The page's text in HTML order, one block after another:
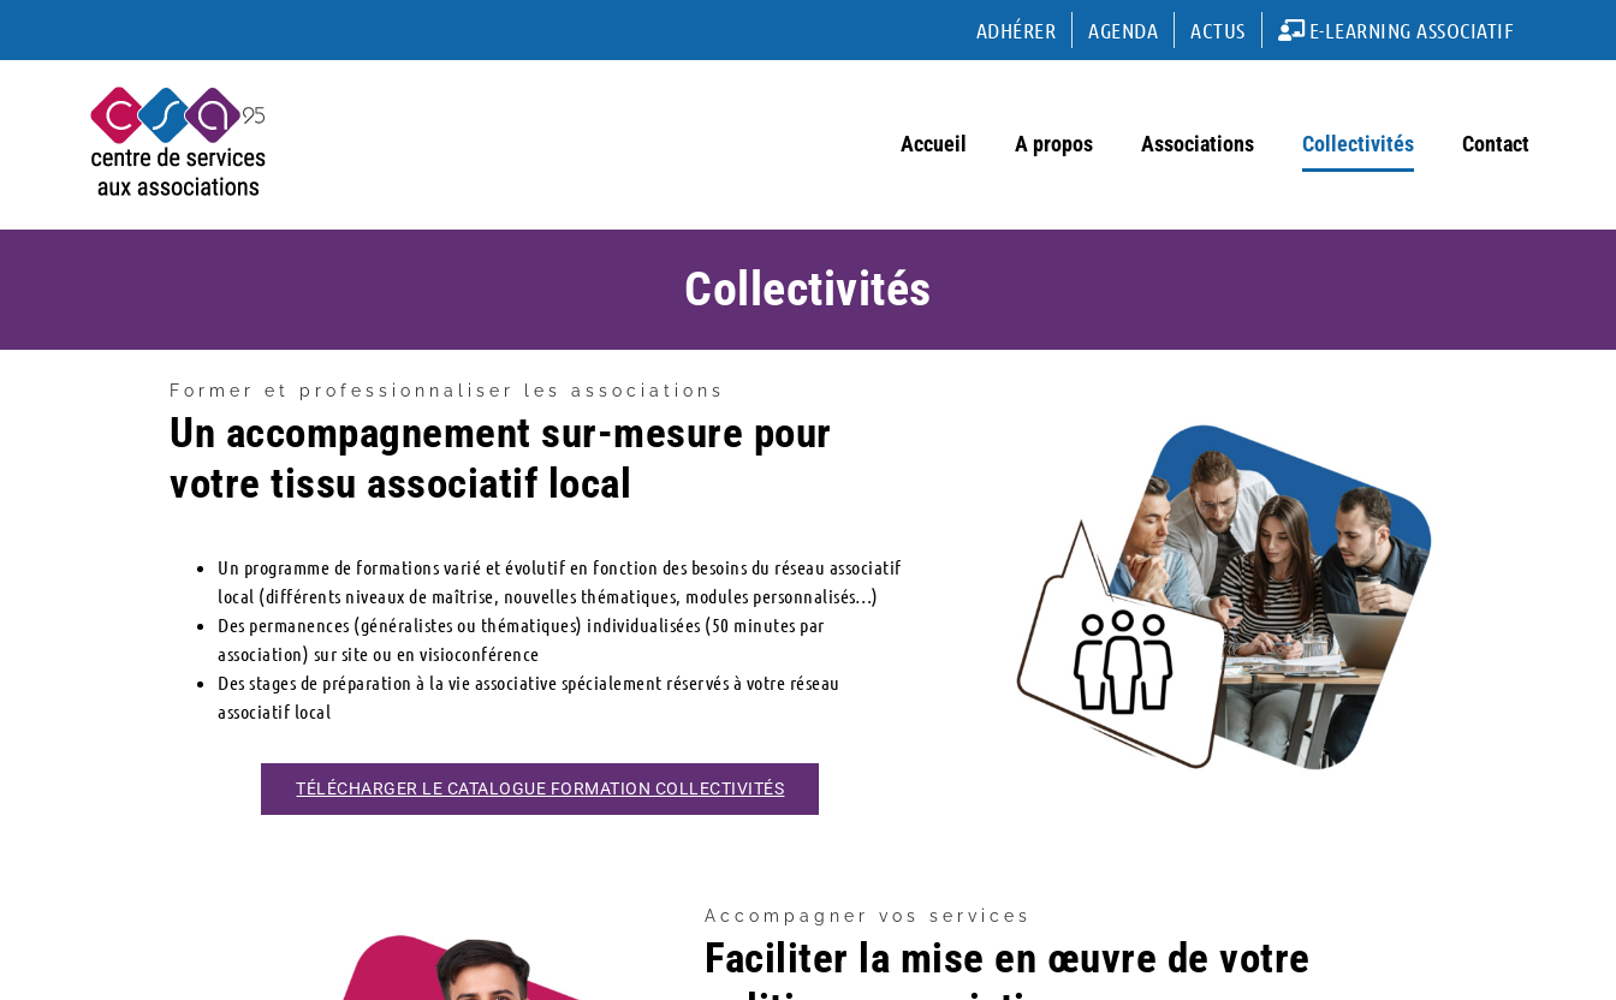
ADHÉRER AGENDA ACTUS E-LEARNING ASSOCIATIF
Accueil A propos Associations Collectivités Contact
Collectivités
Former et professionnaliser les associations
Un accompagnement sur-mesure pour
votre tissu associatif local
Un programme de formations varié et évolutif en fonction des besoins du réseau associatif
local (différents niveaux de maîtrise, nouvelles thématiques, modules personnalisés…)
Des permanences (généralistes ou thématiques) individualisées (50 minutes par
association) sur site ou en visioconférence
Des stages de préparation à la vie associative spécialement réservés à votre réseau
associatif local
TÉLÉCHARGER LE CATALOGUE FORMATION COLLECTIVITÉS
Accompagner vos services
Faciliter la mise en œuvre de votre